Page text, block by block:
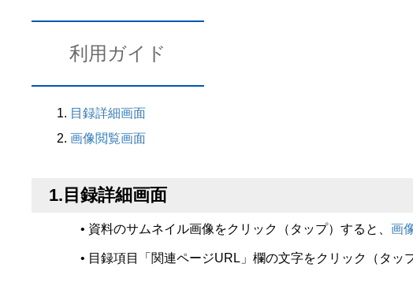
利用ガイド
1. 目録詳細画面
2. 画像閲覧画面
1.目録詳細画面
資料のサムネイル画像をクリック（タップ）すると、 画
目録項目「関連ページURL」欄の文字をクリック（タッ